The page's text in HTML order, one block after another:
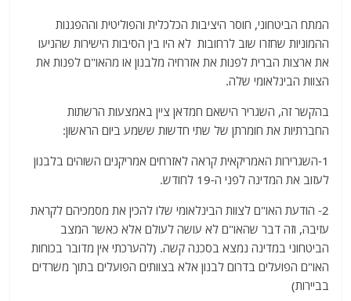
at
s
A
p
p
e
g
ra
m
ai
l
itt
er
a
c
e
o
o
k
המתח הביטחוני, חוסר היציבות הכלכלית והפוליטית וההפגנות
ההמוניות שחזרו שוב לרחובות לא היו בין הסיבות הישירות שהניעו
את ארצות הברית לפנות את אזרחיה מלבנון או מהאו"ם לפנות את
הצוות הבינלאומי שלה.
בהקשר זה, השגריר הישאם חמדאן ציין באמצעות הרשתות
החברתיות את חומרתן של שתי חדשות ששמע ביום הראשון:
1-השגרירות האמריקאית קראה לאזרחים אמריקנים השוהים בלבנון
לעזוב את המדינה לפני ה-19 לחודש.
2- הודעת ​​האו"ם לצוות הבינלאומי שלו להכין את מסמכיהם לקראת
עזיבה, וזה דבר שהאו"ם לא עושה לעולם אלא כאשר המצב
הביטחוני במדינה נמצא בסכנה קשה. (להערכתי אין מדובר בכוחות
האו"ם הפועלים בדרום לבנון אלא בצוותים הפועלים בתוך משרדים
בביירות)